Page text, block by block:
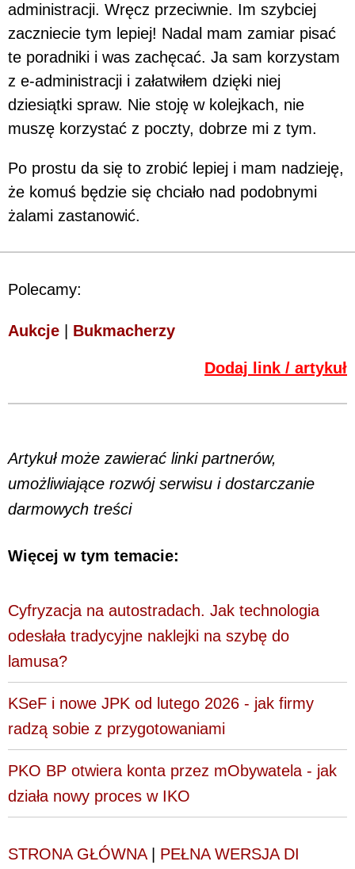
administracji. Wręcz przeciwnie. Im szybciej
zaczniecie tym lepiej! Nadal mam zamiar pisać
te poradniki i was zachęcać. Ja sam korzystam
z e-administracji i załatwiłem dzięki niej
dziesiątki spraw. Nie stoję w kolejkach, nie
muszę korzystać z poczty, dobrze mi z tym.
Po prostu da się to zrobić lepiej i mam nadzieję,
że komuś będzie się chciało nad podobnymi
żalami zastanowić.
Polecamy:
Aukcje Bukmacherzy
Dodaj link / artykuł
Artykuł może zawierać linki partnerów,
umożliwiające rozwój serwisu i dostarczanie
darmowych treści
Więcej w tym temacie:
Cyfryzacja na autostradach. Jak technologia
odesłała tradycyjne naklejki na szybę do
lamusa?
KSeF i nowe JPK od lutego 2026 - jak firmy
radzą sobie z przygotowaniami
PKO BP otwiera konta przez mObywatela - jak
działa nowy proces w IKO
STRONA GŁÓWNA| PEŁNA WERSJA DI